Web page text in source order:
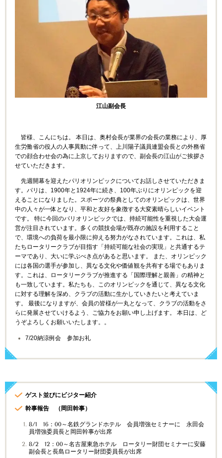
江山副会長
皆様、こんにちは。 本日は、奥村会長が業界の会長の業務により、厚
生労働省の役人の人事異動に伴って、上川陽子議員連盟会長との外務省
での顔合わせ会の為に上京しておりますので、副会長の江山がご挨拶さ
せていただきます。
先週開幕を迎えたパリオリンピックについてお話しさせていただきま
す。パリは、1900年と1924年に続き、100年ぶりにオリンピックを迎
えることになりました。スポーツの祭典としてのオリンピックは、世界
中の人々が一体となり、平和と友好を象徴する大変素晴らしいイベント
です。 特に今回のパリオリンピックでは、持続可能性を重視した大会運
営が注目されています。多くの競技会場が既存の施設を利用すること
で、環境への負荷を最小限に抑える努力がなされています。これは、私
たちロータリークラブが目指す「持続可能な社会の実現」と共通するテ
ーマであり、大いに学ぶべき点があると思います。 また、オリンピック
には各国の選手が参加し、異なる文化や価値観を共有する場でもありま
す。これは、ロータリークラブが推進する「国際理解と親善」の精神と
も一致しています。私たちも、このオリンピックを通じて、異なる文化
に対する理解を深め、クラブの活動に生かしていきたいと考えていま
す。 最後になりますが、会員の皆様が一丸となって、クラブの活動をさ
らに発展させていけるよう、ご協力をお願い申し上げます。 本日は、ど
うぞよろしくお願いいたします。 。
7/20納涼例会 参加お礼
ゲスト並びにビジター紹介
幹事報告 （岡田幹事）
8/1 16：00～名鉄グランドホテル 会員増強セミナーに 永田会
員増強委員長と岡田幹事が出席
8/2 12：00～名古屋東急ホテル ロータリー財団セミナーに安藤
副会長と長島ロータリー財団委員長が出席